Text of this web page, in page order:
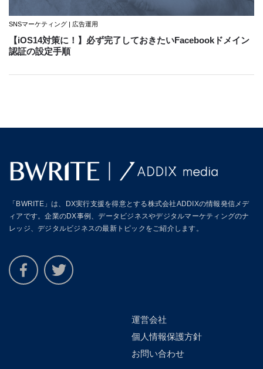
SNSマーケティング | 広告運用
【iOS14対策に！】必ず完了しておきたいFacebookドメイン
認証の設定手順
「BWRITE」は、DX実行支援を得意とする株式会社ADDIXの情報発信メデ
ィアです。企業のDX事例、データビジネスやデジタルマーケティングのナ
レッジ、デジタルビジネスの最新トピックをご紹介します。
運営会社
個人情報保護方針
お問い合わせ